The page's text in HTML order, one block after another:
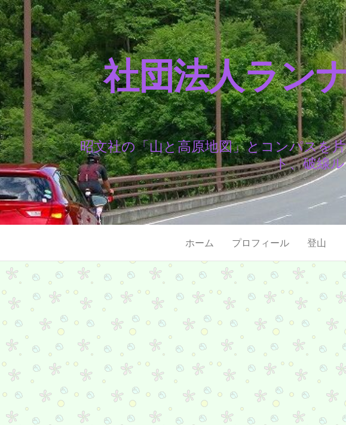
社団法人ラン
昭文社の「山と高原地図」とコンパスを
ト、破線
ホーム プロフィール 登山